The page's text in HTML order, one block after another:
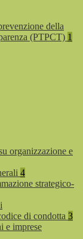
della
(PTPCT) 1
organizzazione e
4
strategico-
di condotta 3
e imprese